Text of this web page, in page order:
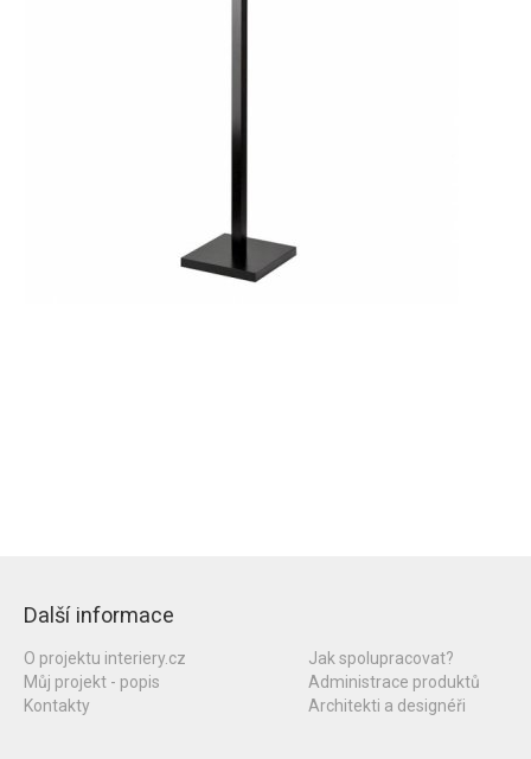
Další informace
O projektu interiery.cz
Můj projekt - popis
Kontakty
Jak spolupracovat?
Administrace produktů
Architekti a designéři